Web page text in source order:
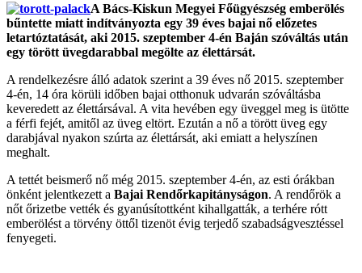
A Bács-Kiskun Megyei Főügyészség emberölés
bűntette miatt indítványozta egy 39 éves bajai nő előzetes
letartóztatását, aki 2015. szeptember 4-én Baján szóváltás után
egy törött üvegdarabbal megölte az élettársát.
A rendelkezésre álló adatok szerint a 39 éves nő 2015. szeptember
4-én, 14 óra körüli időben bajai otthonuk udvarán szóváltásba
keveredett az élettársával. A vita hevében egy üveggel meg is ütötte
a férfi fejét, amitől az üveg eltört. Ezután a nő a törött üveg egy
darabjával nyakon szúrta az élettársát, aki emiatt a helyszínen
meghalt.
A tettét beismerő nő még 2015. szeptember 4-én, az esti órákban
önként jelentkezett a Bajai Rendőrkapitányságon. A rendőrök a
nőt őrizetbe vették és gyanúsítottként kihallgatták, a terhére rótt
emberölést a törvény öttől tizenöt évig terjedő szabadságvesztéssel
fenyegeti.